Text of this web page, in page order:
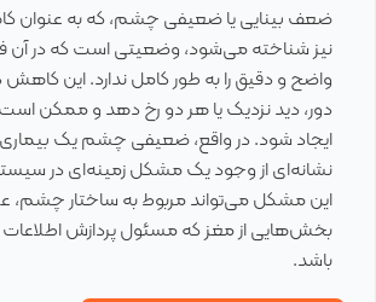
ضعف بینایی یا ضعیفی چشم، که به عنوان
نیز شناخته می‌شود، وضعیتی است که در آن
واضح و دقیق را به طور کامل ندارد. این کاهش
دور، دید نزدیک یا هر دو رخ دهد و ممکن
ایجاد شود. در واقع، ضعیفی چشم یک
نشانه‌ای از وجود یک مشکل زمینه‌ای در
این مشکل می‌تواند مربوط به ساختار چشم،
بخش‌هایی از مغز که مسئول پردازش اطلاعات
باشد.